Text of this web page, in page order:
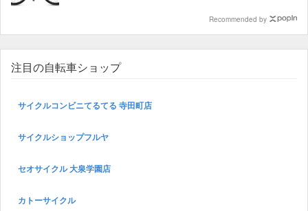
Recommended by
注目の自転車ショップ
サイクルコンビニてるてる 寺田町店
サイクルショップフルヤ
セオサイクル 大泉学園店
カトーサイクル